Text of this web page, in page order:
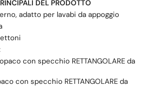
DEL PRODOTTO
adatto per lavabi da appoggio
con specchio RETTANGOLARE da
con specchio RETTANGOLARE da